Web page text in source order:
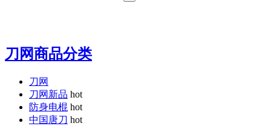
刀网商品分类
刀网
刀网新品 hot
防身电棍 hot
中国唐刀 hot